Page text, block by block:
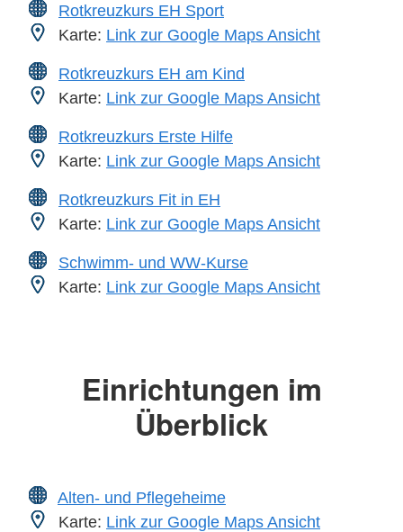
Rotkreuzkurs EH Sport
Karte: Link zur Google Maps Ansicht
Rotkreuzkurs EH am Kind
Karte: Link zur Google Maps Ansicht
Rotkreuzkurs Erste Hilfe
Karte: Link zur Google Maps Ansicht
Rotkreuzkurs Fit in EH
Karte: Link zur Google Maps Ansicht
Schwimm- und WW-Kurse
Karte: Link zur Google Maps Ansicht
Einrichtungen im
Überblick
Alten- und Pflegeheime
Karte: Link zur Google Maps Ansicht